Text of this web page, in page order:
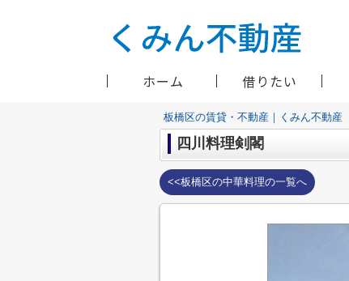
ホーム 借りたい
板橋区の賃貸・不動産｜くみん不動産
四川料理剣閣
<<板橋区の中華料理の一覧へ